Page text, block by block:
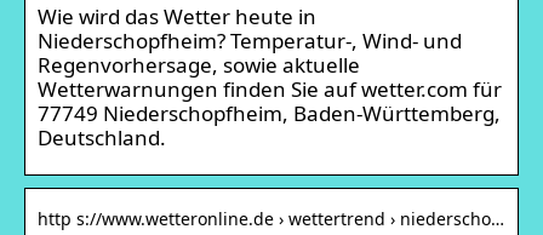
Wie wird das Wetter heute in
Niederschopfheim? Temperatur-, Wind- und
Regenvorhersage, sowie aktuelle
Wetterwarnungen finden Sie auf wetter.com für
77749 Niederschopfheim, Baden-Württemberg,
Deutschland.
http s://www.wetteronline.de › wettertrend › niederscho…